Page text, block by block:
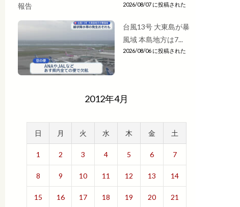
2026/08/07 に投稿された
台風13号 大東島が暴
風域 本島地方は7...
2026/08/06 に投稿された
2012年4月
日 月 火 水 木 金 土
1 2 3 4 5 6 7
8 9 10 11 12 13 14
15 16 17 18 19 20 21